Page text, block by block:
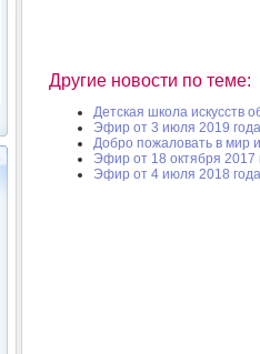
Другие новости по теме:
Детская школа искусств
Эфир от 3 июля 2019 года
Добро пожаловать в мир
Эфир от 18 октября 2017
Эфир от 4 июля 2018 года